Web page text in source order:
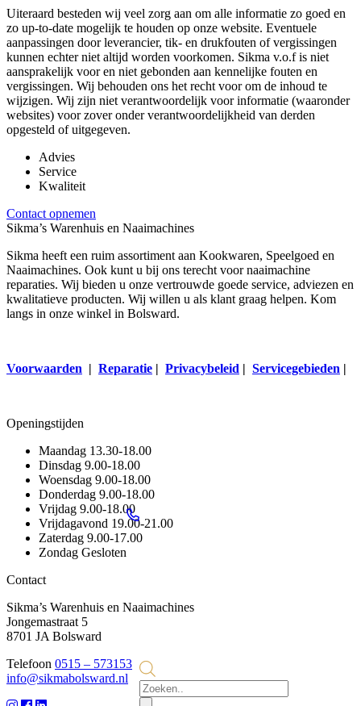
Producten
zoeken
Uiteraard besteden wij veel zorg aan om alle informatie zo goed en
zo up-to-date mogelijk te houden op onze website. Eventuele
aanpassingen door leverancier, tik- en drukfouten of vergissingen
kunnen echter niet altijd worden voorkomen. Sikma v.o.f is niet
aansprakelijk voor en niet gebonden aan kennelijke fouten en
vergissingen. Wij behouden ons het recht voor om de inhoud te
wijzigen. Wij zijn niet verantwoordelijk voor informatie (waaronder
websites) voor zover onder verantwoordelijkheid van derden
opgesteld of uitgegeven.
Advies
Service
Kwaliteit
Contact opnemen
Sikma’s Warenhuis en Naaimachines
Sikma heeft een ruim assortiment aan Kookwaren, Speelgoed en
Naaimachines. Ook kunt u bij ons terecht voor naaimachine
reparaties. Wij bieden u onze vertrouwde goede service, adviezen en
kwalitatieve producten. Wij willen u als klant graag helpen. Kom
langs in onze winkel in Bolsward.
Voorwaarden | Reparatie | Privacybeleid | Servicegebieden |
Openingstijden
Maandag 13.30-18.00
Dinsdag 9.00-18.00
Woensdag 9.00-18.00
Donderdag 9.00-18.00
Vrijdag 9.00-18.00
Vrijdagavond 19.00-21.00
Zaterdag 9.00-17.00
Zondag Gesloten
Contact
Sikma’s Warenhuis en Naaimachines
Jongemastraat 5
8701 JA Bolsward
Telefoon 0515 – 573153
info@sikmabolsward.nl